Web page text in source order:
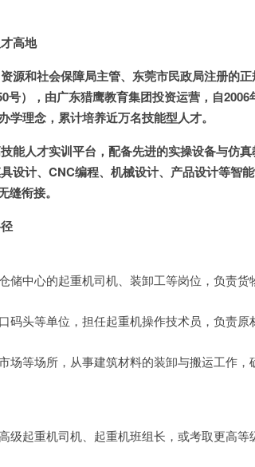
高地
源和社会保障局主管、东莞市民政局注册的
号），由广东猎鹰教育集团投资运营，自2006
理念，累计培养近万名技能型人才。
能人才实训平台，配备先进的实操设备与仿真
设计、CNC编程、机械设计、产品设计等智
衔接。
储中心的起重机司机、装卸工等岗位，负责货
码头等单位，担任起重机操作技术员，负责原
场等场所，从事建筑材料的装卸与搬运工作，
级起重机司机、起重机班组长，或考取更高等